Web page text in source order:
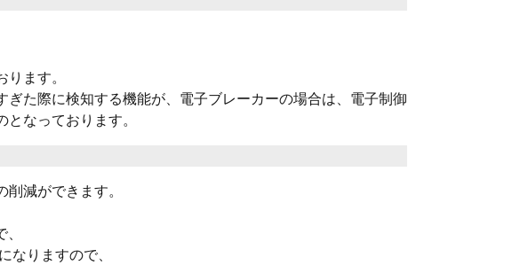
ます。
た際に検知する機能が、電子ブレーカーの場合は、電子制御
なっております。
減ができます。
なりますので、